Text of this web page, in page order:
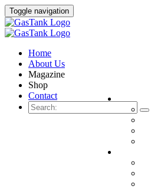
Toggle navigation
Home
About Us
Magazine
Shop
Contact